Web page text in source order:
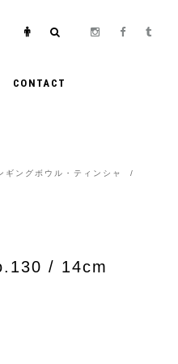
CONTACT
ングボウル・ティンシャ
/
/ 14cm